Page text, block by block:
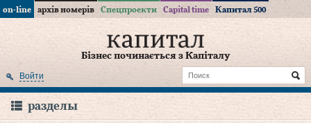
on-line архів номерів Спецпроекти Capital time Капитал 500
Бізнес починається з Капіталу
Войти
разделы